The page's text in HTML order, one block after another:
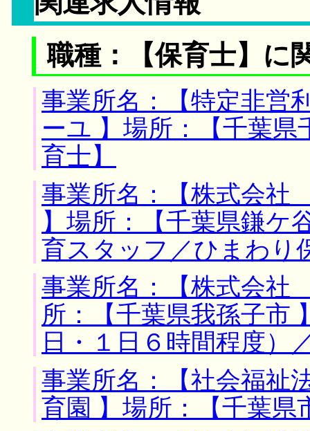
職種：【保育士】に
事業所名：【特定非
ーユ 】場所：【千葉県
育士】
事業所名：【株式
】場所：【千葉県鎌ケ
育スタッフ／ひまわり
事業所名：【株式会
所：【千葉県我孫子市
日・１日６時間程度）
事業所名：【社会福
育園 】場所：【千葉県